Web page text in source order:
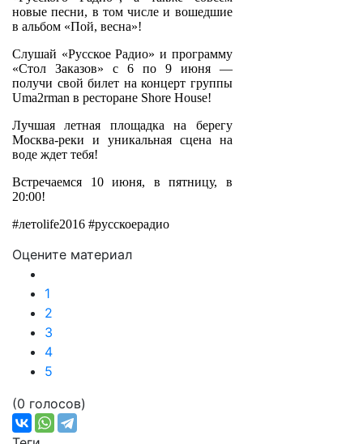
новые песни, в том числе и вошедшие
в альбом «Пой, весна»!
Слушай «Русское Радио» и программу
«Стол Заказов» с 6 по 9 июня —
получи свой билет на концерт группы
Uma2rman в ресторане Shore House!
Лучшая летная площадка на берегу
Москва-реки и уникальная сцена на
воде ждет тебя!
Встречаемся 10 июня, в пятницу, в
20:00!
#‎летоlife2016 #русскоерадио
Оцените материал
1
2
3
4
5
(0 голосов)